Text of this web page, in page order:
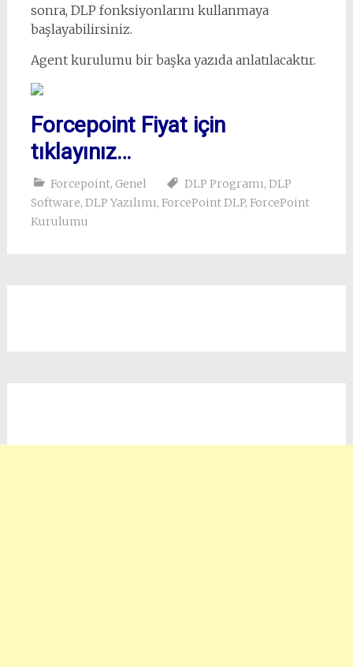
sonra, DLP fonksiyonlarını kullanmaya
başlayabilirsiniz.
Agent kurulumu bir başka yazıda anlatılacaktır.
Forcepoint Fiyat için
tıklayınız…
Forcepoint, Genel DLP Programı, DLP
Software, DLP Yazılımı, ForcePoint DLP, ForcePoint
Kurulumu